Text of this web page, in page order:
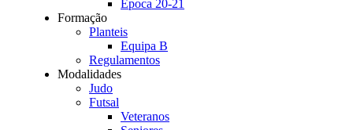
Época 20-21
Formação
Planteis
Equipa B
Regulamentos
Modalidades
Judo
Futsal
Veteranos